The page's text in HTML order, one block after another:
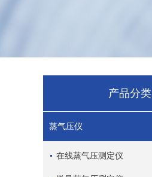
产品分类
蒸气压仪
在线蒸气压测定仪